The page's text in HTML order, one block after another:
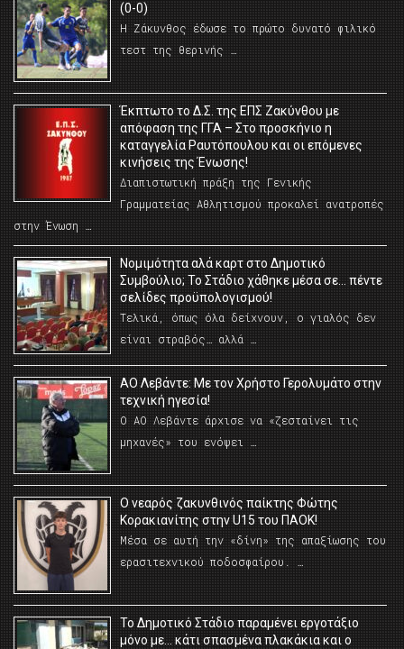
(0-0)
Η Ζάκυνθος έδωσε το πρώτο δυνατό φιλικό
τεστ της θερινής …
Έκπτωτο το Δ.Σ. της ΕΠΣ Ζακύνθου με
απόφαση της ΓΓΑ – Στο προσκήνιο η
καταγγελία Ραυτόπουλου και οι επόμενες
κινήσεις της Ένωσης!
Διαπιστωτική πράξη της Γενικής
Γραμματείας Αθλητισμού προκαλεί ανατροπές
στην Ένωση …
Νομιμότητα αλά καρτ στο Δημοτικό
Συμβούλιο; Το Στάδιο χάθηκε μέσα σε… πέντε
σελίδες προϋπολογισμού!
Τελικά, όπως όλα δείχνουν, ο γιαλός δεν
είναι στραβός… αλλά …
ΑΟ Λεβάντε: Με τον Χρήστο Γερολυμάτο στην
τεχνική ηγεσία!
Ο ΑΟ Λεβάντε άρχισε να «ζεσταίνει τις
μηχανές» του ενόψει …
O νεαρός ζακυνθινός παίκτης Φώτης
Κορακιανίτης στην U15 του ΠΑΟΚ!
Μέσα σε αυτή την «δίνη» της απαξίωσης του
ερασιτεχνικού ποδοσφαίρου. …
Το Δημοτικό Στάδιο παραμένει εργοτάξιο
μόνο με… κάτι σπασμένα πλακάκια και ο